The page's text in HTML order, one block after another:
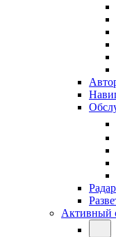
Активный